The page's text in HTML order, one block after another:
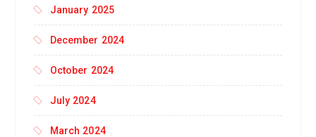
January 2025
December 2024
October 2024
July 2024
March 2024